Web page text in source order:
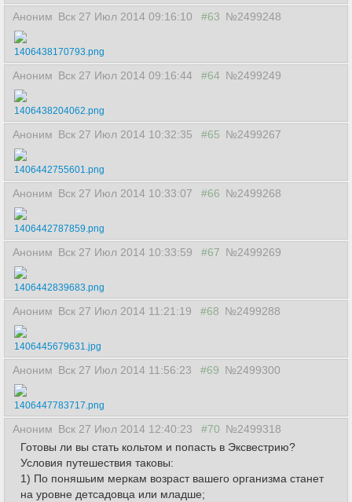
Аноним Вск 27 Июл 2014 09:16:10 #63 №2499248
1406438170793.png
Аноним Вск 27 Июл 2014 09:16:44 #64 №2499249
1406438204062.png
Аноним Вск 27 Июл 2014 10:32:35 #65 №2499267
1406442755601.png
Аноним Вск 27 Июл 2014 10:33:07 #66 №2499268
1406442787859.png
Аноним Вск 27 Июл 2014 10:33:59 #67 №2499269
1406442839683.png
Аноним Вск 27 Июл 2014 11:21:19 #68 №2499288
1406445679631.jpg
Аноним Вск 27 Июл 2014 11:56:23 #69 №2499300
1406447783717.png
Аноним Вск 27 Июл 2014 12:40:23 #70 №2499318
Готовы ли вы стать кольтом и попасть в Эксвестрию?
Условия путешествия таковы:
1) По поняшьим меркам возраст вашего организма станет
на уровне детсадовца или младше;